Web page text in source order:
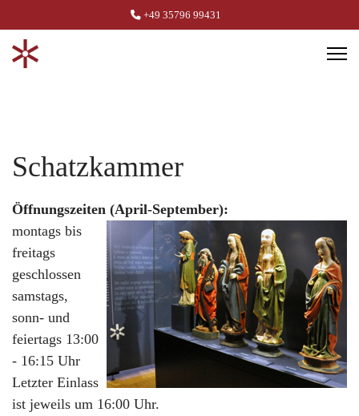
+49 35796 99431
Schatzkammer
Öffnungszeiten (April-September):
montags bis
freitags
geschlossen
samstags,
sonn- und
feiertags 13:00
- 16:15 Uhr
Letzter Einlass
ist jeweils um 16:00 Uhr.